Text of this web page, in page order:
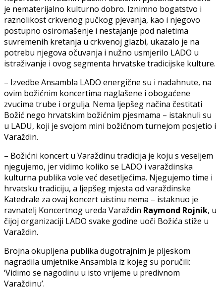
je nematerijalno kulturno dobro. Iznimno bogatstvo i
raznolikost crkvenog pučkog pjevanja, kao i njegovo
postupno osiromašenje i nestajanje pod naletima
suvremenih kretanja u crkvenoj glazbi, ukazalo je na
potrebu njegova očuvanja i nužno usmjerilo LADO u
istraživanje i ovog segmenta hrvatske tradicijske kulture.
– Izvedbe Ansambla LADO energične su i nadahnute, na
ovim božićnim koncertima naglašene i obogaćene
zvucima trube i orgulja. Nema ljepšeg načina čestitati
Božić nego hrvatskim božićnim pjesmama – istaknuli su
u LADU, koji je svojom mini božićnom turnejom posjetio i
Varaždin.
– Božićni koncert u Varaždinu tradicija je koju s veseljem
njegujemo, jer vidimo koliko se LADO i varaždinska
kulturna publika vole već desetljećima. Njegujemo time i
hrvatsku tradiciju, a ljepšeg mjesta od varaždinske
Katedrale za ovaj koncert uistinu nema – istaknuo je
ravnatelj Koncertnog ureda Varaždin Raymond Rojnik, u
čijoj organizaciji LADO svake godine uoči Božića stiže u
Varaždin.
Brojna okupljena publika dugotrajnim je pljeskom
nagradila umjetnike Ansambla iz kojeg su poručili:
‘Vidimo se nagodinu u isto vrijeme u predivnom
Varaždinu’.